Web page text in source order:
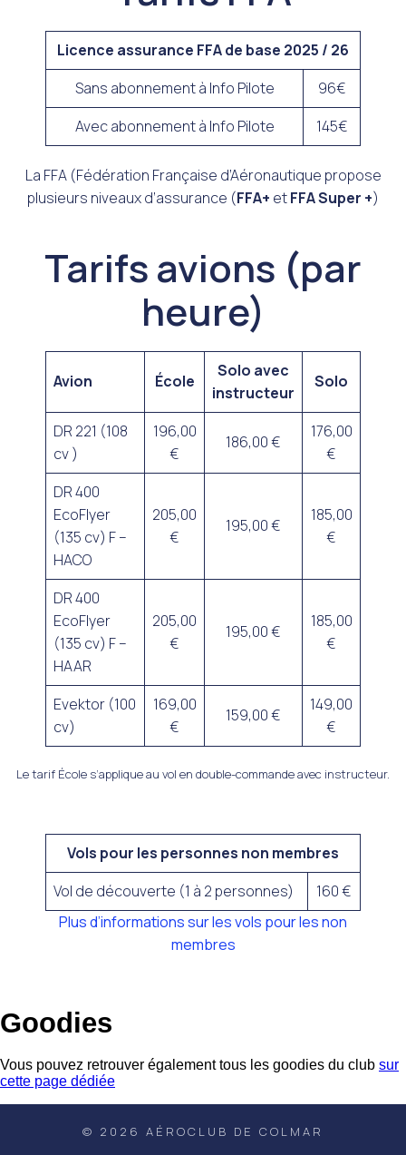
Licence assurance FFA de base 2025 / 26
Sans abonnement à Info Pilote
96€
Avec abonnement à Info Pilote
145€
La FFA (Fédération Française d’Aéronautique propose
plusieurs niveaux d’assurance (FFA+ etFFA Super +)
Tarifs avions (par
heure)
Avion École
Solo avec
instructeur
Solo
DR 221 (108
cv )
196,00
€
186,00 €
176,00
€
DR 400
EcoFlyer
(135 cv) F –
HACO
205,00
€
195,00 €
185,00
€
DR 400
EcoFlyer
(135 cv) F –
HAAR
205,00
€
195,00 €
185,00
€
Evektor (100
cv)
169,00
€
159,00 €
149,00
€
Le tarif École s’applique au vol en double-commande avec instructeur.
Vols pour les personnes non membres
Vol de découverte (1 à 2 personnes)
160 €
Plus d’informations sur les vols pour les non
membres
Goodies
Vous pouvez retrouver également tous les goodies du club sur
cette page dédiée
© 2026 AÉROCLUB DE COLMAR